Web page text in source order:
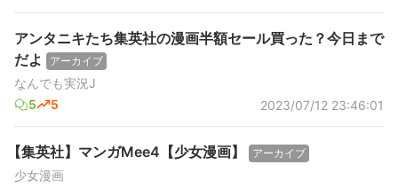
アンタニキたち集英社の漫画半額セール買った？今日まで
だよ
アーカイブ
なんでも実況J
5
5 2023/07/12 23:46:01
【集英社】マンガMee4【少女漫画】 アーカイブ
少女漫画